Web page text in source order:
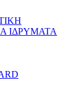
ΙΔΡΥΜΑΤΑ